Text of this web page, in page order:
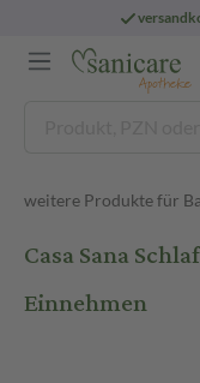
weitere Produkte für
Casa Sana
Einnehmen